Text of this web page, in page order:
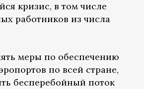
кризис, в том числе
работников из числа
меры по обеспечению
по всей стране,
бесперебойный поток